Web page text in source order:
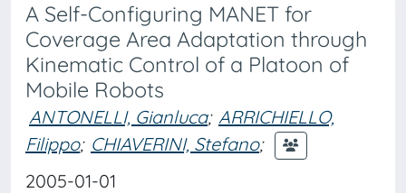
A Self-Configuring MANET for
Coverage Area Adaptation through
Kinematic Control of a Platoon of
Mobile Robots
ANTONELLI, Gianluca; ARRICHIELLO,
Filippo; CHIAVERINI, Stefano;
2005-01-01